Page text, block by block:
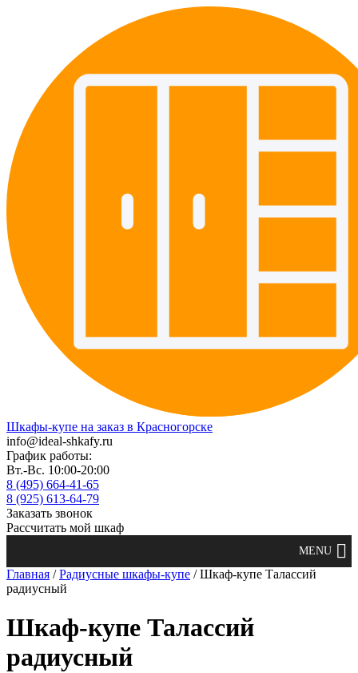
Шкафы-купе на заказ в Красногорске
info@ideal-shkafy.ru
График работы:
Вт.-Вс. 10:00-20:00
8 (495) 664-41-65
8 (925) 613-64-79
Заказать звонок
Рассчитать мой шкаф
Главная /Радиусные шкафы-купе / Шкаф-купе Талассий
радиусный
Шкаф-купе Талассий
радиусный